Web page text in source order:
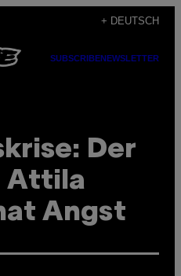
+ DEUTSCH
SUBSCRIBENEWSLETTER
Der
Attila
Angst